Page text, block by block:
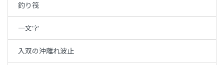
釣り筏
一文字
入双の沖離れ波止